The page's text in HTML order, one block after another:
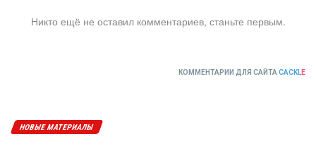
Никто ещё не оставил комментариев, станьте первым.
КОММЕНТАРИИ ДЛЯ САЙТА CACKLE
НОВЫЕ МАТЕРИАЛЫ